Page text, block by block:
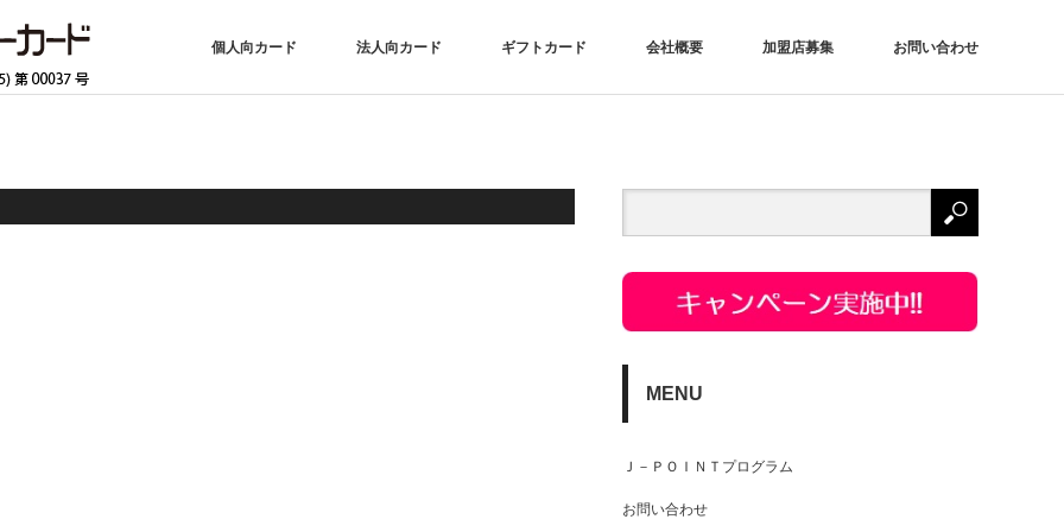
個人向カード 法人向カード ギフトカード 会社概要 加盟店募集 お問い合わせ
MENU
Ｊ－ＰＯＩＮＴプログラム
お問い合わせ